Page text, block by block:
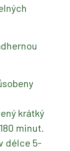
krátký
minut.
délce 5-